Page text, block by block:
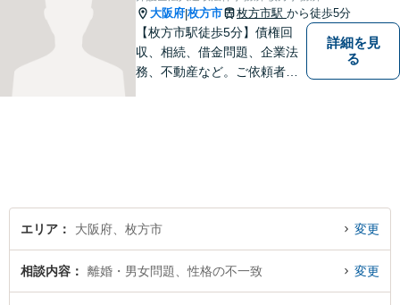
書籍執筆の経験あり【枚方市
駅5分】
大阪府|枚方市 枚方市駅 から徒歩5分
【枚方市駅徒歩5分】債権回
収、相続、借金問題、企業法
務、不動産など。ご依頼者さ
です。
詳細を見
る
エリア 大阪府、枚方市 変更
相談内容 離婚・男女問題、性格の不一致 変更